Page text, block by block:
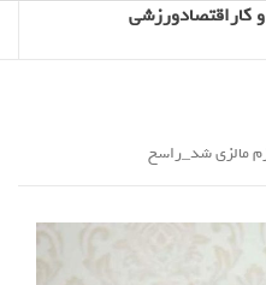
کاراقتصادورزشی
مالزی شد_راسخ